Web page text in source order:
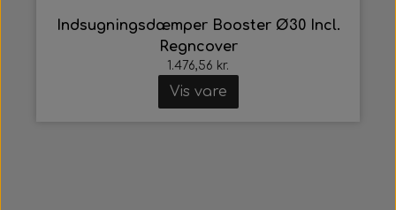
Indsugningsdæmper Booster Ø30 Incl.
Regncover
1.476,56 kr.
Vis vare